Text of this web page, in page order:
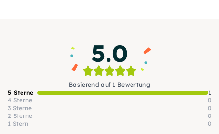
5.0
Basierend auf 1 Bewertung
5 Sterne
1
4 Sterne
0
3 Sterne
0
2 Sterne
0
1 Stern
0